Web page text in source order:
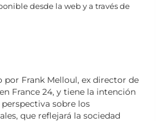
desde la web y a través de
Frank Melloul, ex director de
France 24, y tiene la intención
sobre los
que reflejará la sociedad